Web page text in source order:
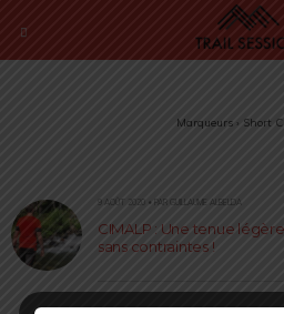
Marqueurs › Short
9 AOÛT 2020 • PAR GUILLAUME ALBELDA
CIMALP : Une tenue
sans contraintes !